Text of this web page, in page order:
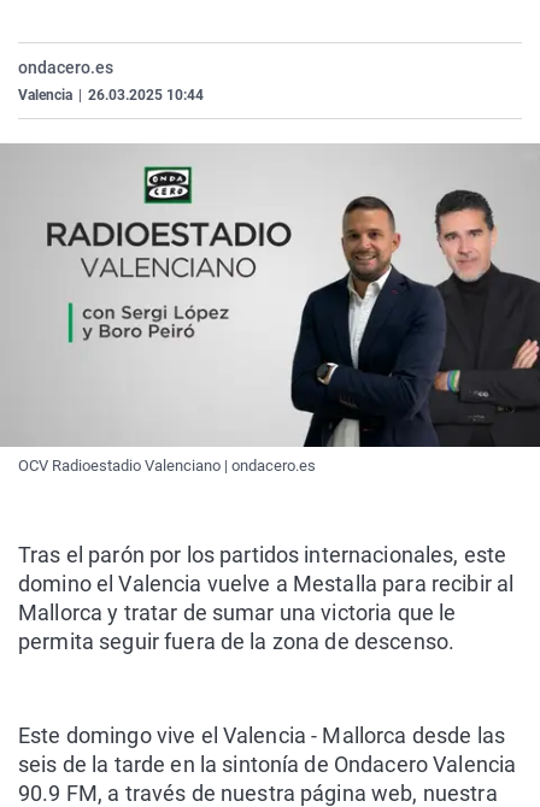
Operación Viuda
Navarra
ondacero.es
Valencia 26.03.2025 10:44
OCV Radioestadio Valenciano | ondacero.es
Tras el parón por los partidos internacionales, este
domino el Valencia vuelve a Mestalla para recibir al
Mallorca y tratar de sumar una victoria que le
permita seguir fuera de la zona de descenso.
Este domingo vive el Valencia - Mallorca desde las
seis de la tardeen la sintonía de Ondacero Valencia
90.9 FM, a través de nuestra página web, nuestra